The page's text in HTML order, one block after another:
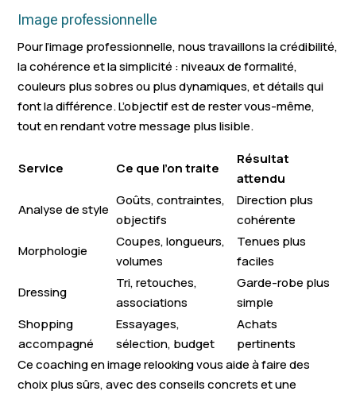
Image professionnelle
Pour l’image professionnelle, nous travaillons la crédibilité,
la cohérence et la simplicité : niveaux de formalité,
couleurs plus sobres ou plus dynamiques, et détails qui
font la différence. L’objectif est de rester vous-même,
tout en rendant votre message plus lisible.
Service Ce que l’on traite
Résultat
attendu
Analyse de style
Goûts, contraintes,
objectifs
Direction plus
cohérente
Morphologie
Coupes, longueurs,
volumes
Tenues plus
faciles
Dressing
Tri, retouches,
associations
Garde-robe plus
simple
Shopping
accompagné
Essayages,
sélection, budget
Achats
pertinents
Ce coaching en image relooking vous aide à faire des
choix plus sûrs, avec des conseils concrets et une